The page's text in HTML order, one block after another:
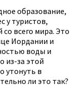
образование,
у туристов,
всего мира. Это
Иордании и
воды и
из-за этой
утонуть в
ли это так?